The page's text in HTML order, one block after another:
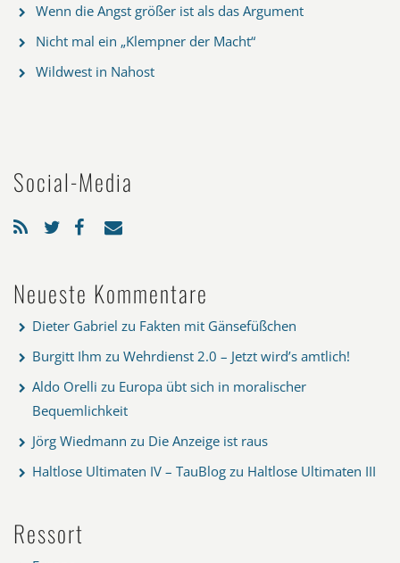
Wenn die Angst größer ist als das Argument
Nicht mal ein „Klempner der Macht“
Wildwest in Nahost
Social-Media
Neueste Kommentare
Dieter Gabriel zu Fakten mit Gänsefüßchen
Burgitt Ihm zu Wehrdienst 2.0 – Jetzt wird’s amtlich!
Aldo Orelli zu Europa übt sich in moralischer
Bequemlichkeit
Jörg Wiedmann zu Die Anzeige ist raus
Haltlose Ultimaten IV – TauBlog zu Haltlose Ultimaten III
Ressort